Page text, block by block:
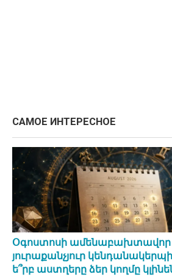
САМОЕ ИНТЕРЕСНОЕ
Օգոստոսի ամենաբախտավոր
յուրաքանչյուր
ե՞րբ աստղերը ձեր կողմը